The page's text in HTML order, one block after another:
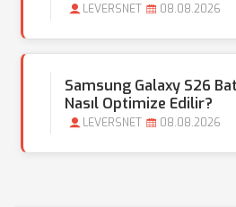
LEVERSNET 08.08.2026
Samsung Galaxy S26
Nasıl Optimize Edilir?
LEVERSNET 08.08.2026